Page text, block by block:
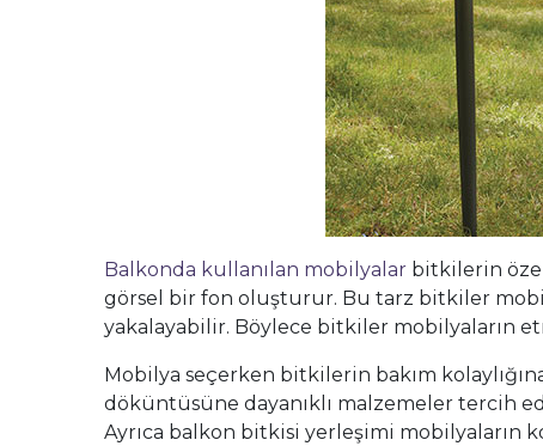
Balkonda kullanılan mobilyalar bitkilerin
görsel bir fon oluşturur. Bu tarz bitkiler
yakalayabilir. Böylece bitkiler mobilyaların
Mobilya seçerken bitkilerin bakım
döküntüsüne dayanıklı malzemeler tercih
Ayrıca balkon bitkisi yerleşimi